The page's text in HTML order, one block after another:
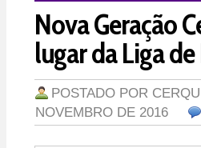
Nova Geração
lugar da Liga
POSTADO POR
NOVEMBRO DE 2016